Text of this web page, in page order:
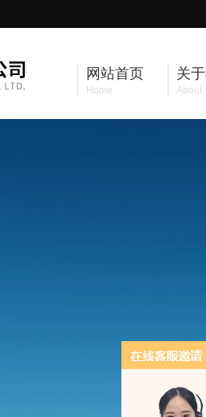
网站首页
Home
关
About